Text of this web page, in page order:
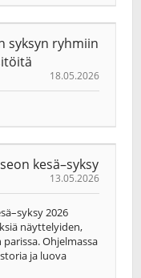
syksyn ryhmiin
18.05.2026
kesä–syksy
13.05.2026
2026
näyttelyiden,
Ohjelmassa
ja luova